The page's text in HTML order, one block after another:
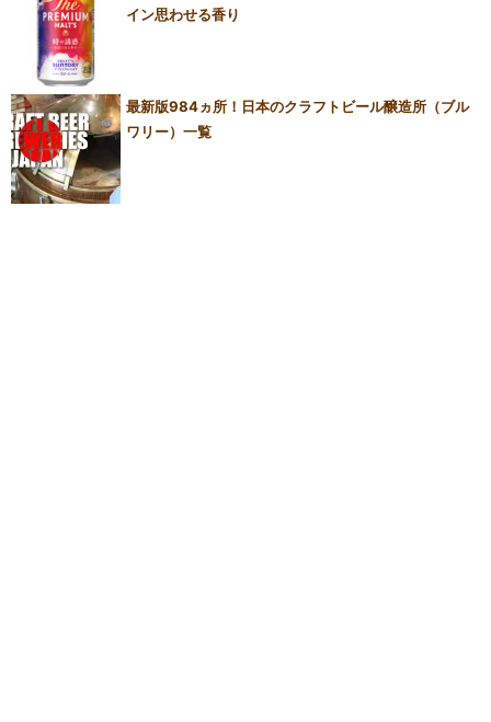
イン思わせる香り
最新版984ヵ所！日本のクラフトビール醸造所（ブル
ワリー）一覧